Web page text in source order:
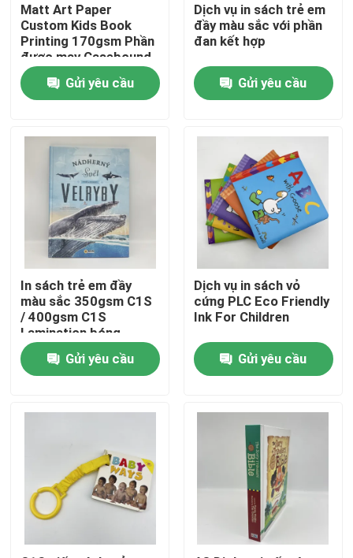
Trang chủ
Các sản phẩm
video
Về chúng tôi
Nguồn
Liên hệ chúng tôi
Yêu cầu báo giá
In sách bàn cà phê
In thẻ Tarot
Matt Art Paper
Custom Kids Book
Printing 170gsm Phần
được may Casebound
Gửi yêu cầu
Dịch vụ in sách trẻ em
đầy màu sắc với phần
đan kết hợp
Gửi yêu cầu
In sách trẻ em đầy
màu sắc 350gsm C1S
/ 400gsm C1S
Lamination bóng
Gửi yêu cầu
Dịch vụ in sách vỏ
cứng PLC Eco Friendly
Ink For Children
Gửi yêu cầu